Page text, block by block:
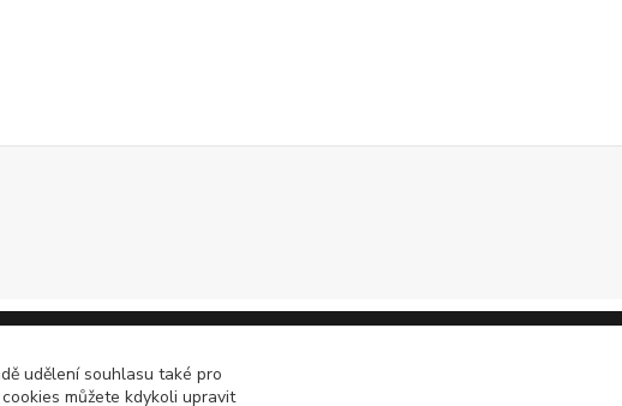
udělení souhlasu také pro
můžete kdykoli upravit